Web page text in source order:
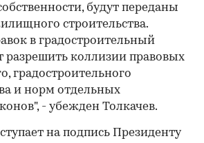
будут переданы
строительства.
в градостроительный
разрешить коллизии правовых
градостроительного
и норм отдельных
- убежден Толкачев.
на подпись Президенту